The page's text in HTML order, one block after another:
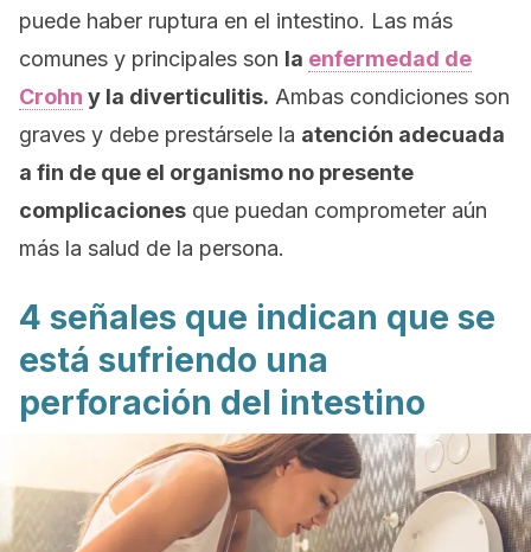
puede haber ruptura en el intestino. Las más
comunes y principales son la enfermedad de
Crohn y la diverticulitis. Ambas condiciones son
graves y debe prestársele la atención adecuada
a fin de que el organismo no presente
complicaciones que puedan comprometer aún
más la salud de la persona.
4 señales que indican que se
está sufriendo una
perforación del intestino